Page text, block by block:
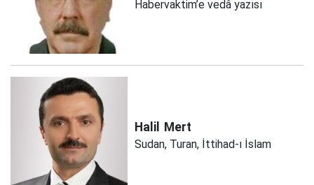
Habervaktim’e vedâ yazısı
Halil Mert
Sudan, Turan, İttihad-ı İslam